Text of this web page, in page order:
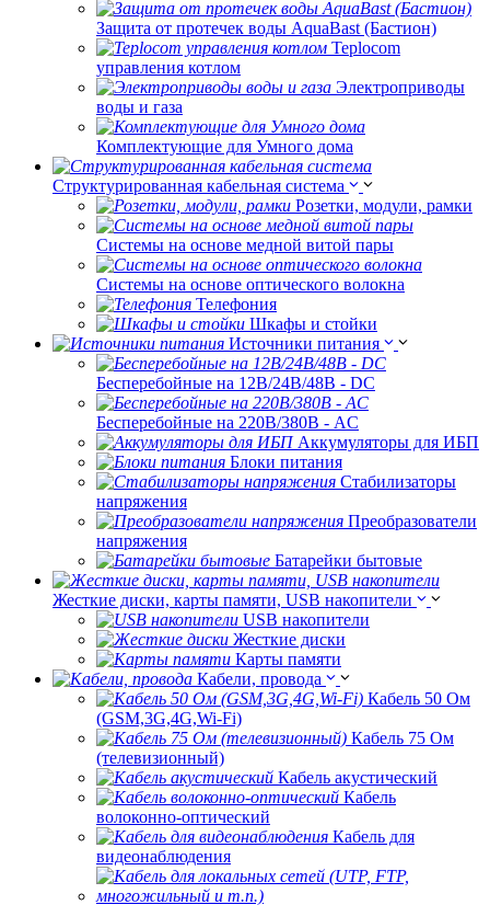
Защита от протечек воды AquaBast (Бастион)
Teplocom
управления котлом
Электроприводы
воды и газа
Комплектующие для Умного дома
Структурированная кабельная система
Розетки, модули, рамки
Системы на основе медной витой пары
Системы на основе оптического волокна
Телефония
Шкафы и стойки
Источники питания
Бесперебойные на 12В/24В/48В - DC
Бесперебойные на 220В/380В - AC
Аккумуляторы для ИБП
Блоки питания
Стабилизаторы
напряжения
Преобразователи
напряжения
Батарейки бытовые
Жесткие диски, карты памяти, USB накопители
USB накопители
Жесткие диски
Карты памяти
Кабели, провода
Кабель 50 Ом
(GSM,3G,4G,Wi-Fi)
Кабель 75 Ом
(телевизионный)
Кабель акустический
Кабель
волоконно-оптический
Кабель для
видеонаблюдения